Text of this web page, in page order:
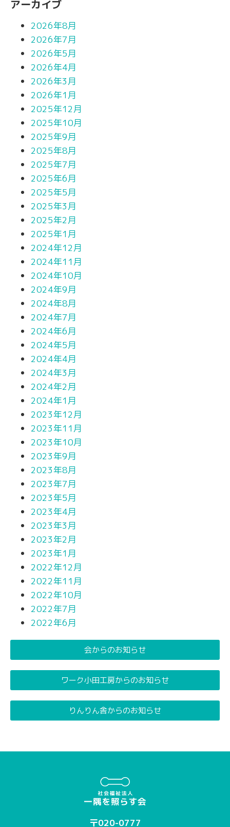
アーカイブ
2026年8月
2026年7月
2026年5月
2026年4月
2026年3月
2026年1月
2025年12月
2025年10月
2025年9月
2025年8月
2025年7月
2025年6月
2025年5月
2025年3月
2025年2月
2025年1月
2024年12月
2024年11月
2024年10月
2024年9月
2024年8月
2024年7月
2024年6月
2024年5月
2024年4月
2024年3月
2024年2月
2024年1月
2023年12月
2023年11月
2023年10月
2023年9月
2023年8月
2023年7月
2023年5月
2023年4月
2023年3月
2023年2月
2023年1月
2022年12月
2022年11月
2022年10月
2022年7月
2022年6月
会からのお知らせ
ワーク小田工房からのお知らせ
りんりん舎からのお知らせ
〒020-0777